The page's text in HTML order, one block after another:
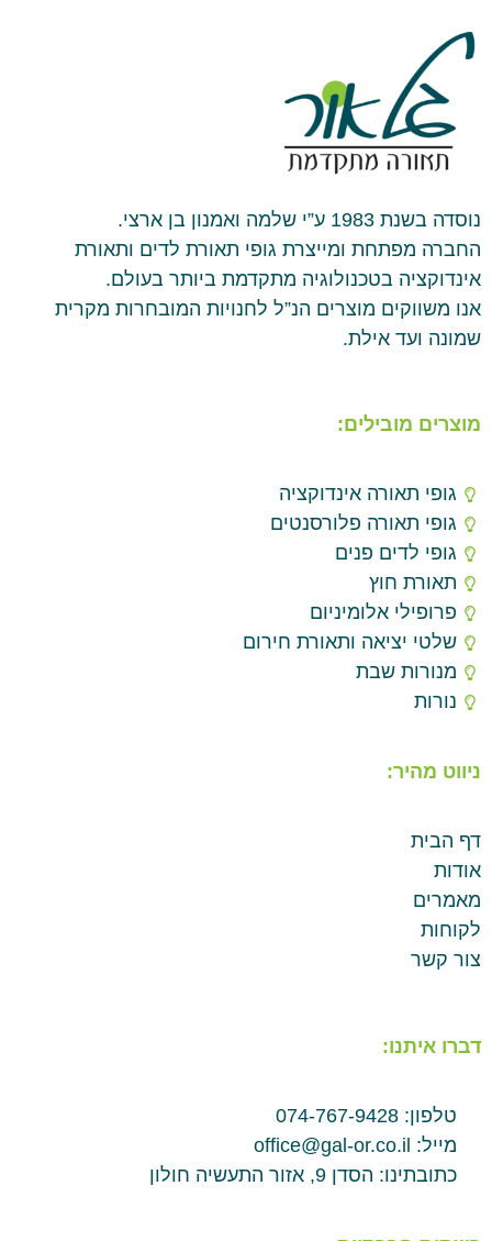
נוסדה בשנת 1983 ע”י שלמה ואמנון בן ארצי.
החברה מפתחת ומייצרת גופי תאורת לדים ותאורת
אינדוקציה בטכנולוגיה מתקדמת ביותר בעולם.
אנו משווקים מוצרים הנ”ל לחנויות המובחרות מקרית
שמונה ועד אילת.
מוצרים מובילים:
גופי תאורה אינדוקציה
גופי תאורה פלורסנטים
גופי לדים פנים
תאורת חוץ
פרופילי אלומיניום
שלטי יציאה ותאורת חירום
מנורות שבת
נורות
ניווט מהיר:
דף הבית
אודות
מאמרים
לקוחות
צור קשר
דברו איתנו:
טלפון: 074-767-9428
מייל: office@gal-or.co.il
כתובתינו: הסדן 9, אזור התעשיה חולון